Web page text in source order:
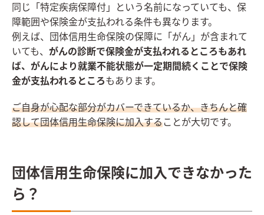
同じ「特定疾病保障付」という名前になっていても、保
障範囲や保険金が支払われる条件も異なります。
例えば、団体信用生命保険の保障に「がん」が含まれて
いても、 がんの診断で保険金が支払われるところもあれ
ば、がんにより就業不能状態が一定期間続くことで保険
金が支払われるところもあります。
ご自身が心配な部分がカバーできているか、きちんと確
認して団体信用生命保険に加入することが大切です。
団体信用生命保険に加入できなかった
ら？